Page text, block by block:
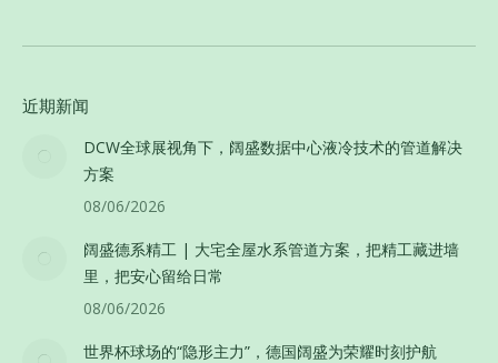
近期新闻
DCW全球展视角下，阔盛数据中心液冷技术的管道解决
方案
08/06/2026
阔盛德系精工 | 大宅全屋水系管道方案，把精工藏进墙
里，把安心留给日常
08/06/2026
世界杯球场的“隐形主力”，德国阔盛为荣耀时刻护航